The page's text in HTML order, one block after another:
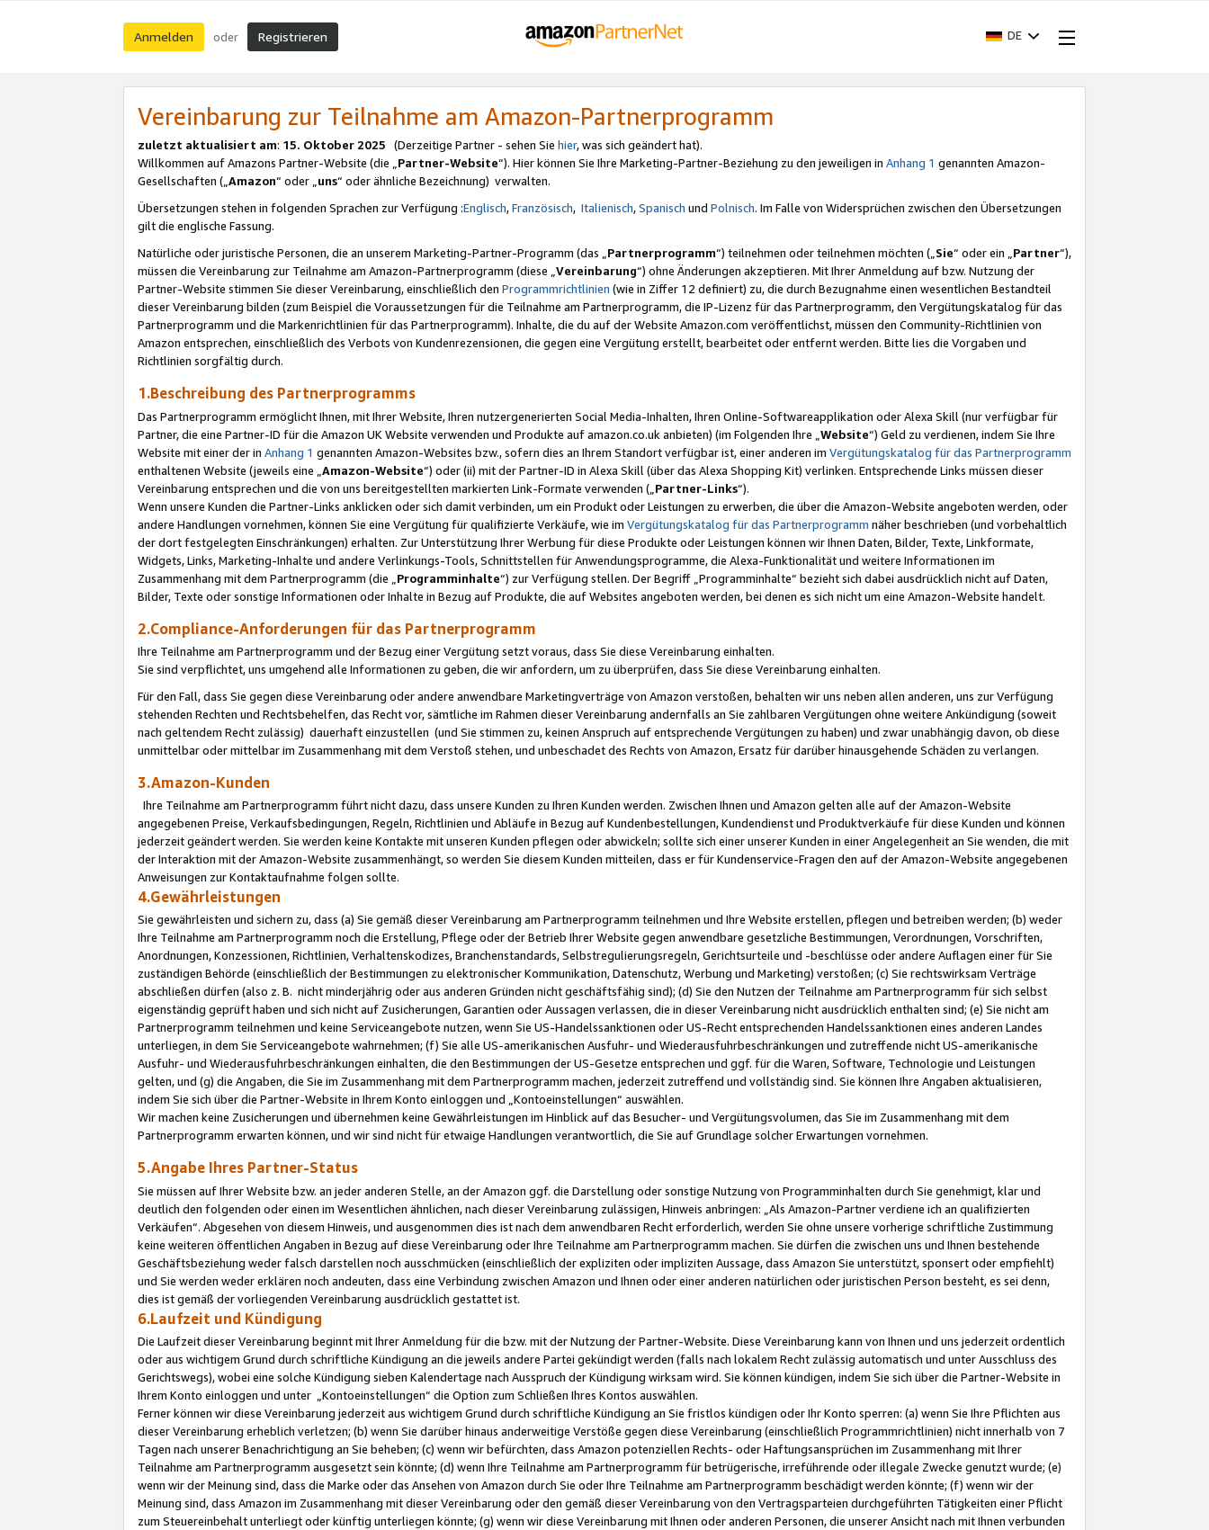
Anmelden oder Registrieren DE
Vereinbarung zur Teilnahme am Amazon-Partnerprogramm
zuletzt aktualisiert am: 15. Oktober 2025 (Derzeitige Partner - sehen Sie hier, was sich geändert hat).
Willkommen auf Amazons Partner-Website (die „Partner-Website“). Hier können Sie Ihre Marketing-Partner-Beziehung zu den jeweiligen in Anhang 1 genannten Amazon-
Gesellschaften („Amazon“ oder „uns“ oder ähnliche Bezeichnung) verwalten.
Übersetzungen stehen in folgenden Sprachen zur Verfügung :Englisch,Französisch, Italienisch,Spanisch und Polnisch. Im Falle von Widersprüchen zwischen den Übersetzungen
gilt die englische Fassung.
Natürliche oder juristische Personen, die an unserem Marketing-Partner-Programm (das „Partnerprogramm“) teilnehmen oder teilnehmen möchten („Sie“ oder ein „Partner“),
müssen die Vereinbarung zur Teilnahme am Amazon-Partnerprogramm (diese „Vereinbarung“) ohne Änderungen akzeptieren. Mit Ihrer Anmeldung auf bzw. Nutzung der
Partner-Website stimmen Sie dieser Vereinbarung, einschließlich den Programmrichtlinien (wie in Ziffer 12 definiert) zu, die durch Bezugnahme einen wesentlichen Bestandteil
dieser Vereinbarung bilden (zum Beispiel die Voraussetzungen für die Teilnahme am Partnerprogramm, die IP-Lizenz für das Partnerprogramm, den Vergütungskatalog für das
Partnerprogramm und die Markenrichtlinien für das Partnerprogramm). Inhalte, die du auf der Website Amazon.com veröffentlichst, müssen den Community-Richtlinien von
Amazon entsprechen, einschließlich des Verbots von Kundenrezensionen, die gegen eine Vergütung erstellt, bearbeitet oder entfernt werden. Bitte lies die Vorgaben und
Richtlinien sorgfältig durch.
1.Beschreibung des Partnerprogramms
Das Partnerprogramm ermöglicht Ihnen, mit Ihrer Website, Ihren nutzergenerierten Social Media-Inhalten, Ihren Online-Softwareapplikation oder Alexa Skill (nur verfügbar für
Partner, die eine Partner-ID für die Amazon UK Website verwenden und Produkte auf amazon.co.uk anbieten) (im Folgenden Ihre „ Website“) Geld zu verdienen, indem Sie Ihre
Website mit einer der in Anhang 1 genannten Amazon-Websites bzw., sofern dies an Ihrem Standort verfügbar ist, einer anderen im Vergütungskatalog für das Partnerprogramm
enthaltenen Website (jeweils eine „ Amazon-Website“) oder (ii) mit der Partner-ID in Alexa Skill (über das Alexa Shopping Kit) verlinken. Entsprechende Links müssen dieser
Vereinbarung entsprechen und die von uns bereitgestellten markierten Link-Formate verwenden („ Partner-Links“).
Wenn unsere Kunden die Partner-Links anklicken oder sich damit verbinden, um ein Produkt oder Leistungen zu erwerben, die über die Amazon-Website angeboten werden, oder
andere Handlungen vornehmen, können Sie eine Vergütung für qualifizierte Verkäufe, wie im Vergütungskatalog für das Partnerprogramm näher beschrieben (und vorbehaltlich
der dort festgelegten Einschränkungen) erhalten. Zur Unterstützung Ihrer Werbung für diese Produkte oder Leistungen können wir Ihnen Daten, Bilder, Texte, Linkformate,
Widgets, Links, Marketing-Inhalte und andere Verlinkungs-Tools, Schnittstellen für Anwendungsprogramme, die Alexa-Funktionalität und weitere Informationen im
Zusammenhang mit dem Partnerprogramm (die „ Programminhalte“) zur Verfügung stellen. Der Begriff „Programminhalte“ bezieht sich dabei ausdrücklich nicht auf Daten,
Bilder, Texte oder sonstige Informationen oder Inhalte in Bezug auf Produkte, die auf Websites angeboten werden, bei denen es sich nicht um eine Amazon-Website handelt.
2.Compliance-Anforderungen für das Partnerprogramm
Ihre Teilnahme am Partnerprogramm und der Bezug einer Vergütung setzt voraus, dass Sie diese Vereinbarung einhalten.
Sie sind verpflichtet, uns umgehend alle Informationen zu geben, die wir anfordern, um zu überprüfen, dass Sie diese Vereinbarung einhalten.
Für den Fall, dass Sie gegen diese Vereinbarung oder andere anwendbare Marketingverträge von Amazon verstoßen, behalten wir uns neben allen anderen, uns zur Verfügung
stehenden Rechten und Rechtsbehelfen, das Recht vor, sämtliche im Rahmen dieser Vereinbarung andernfalls an Sie zahlbaren Vergütungen ohne weitere Ankündigung (soweit
nach geltendem Recht zulässig) dauerhaft einzustellen (und Sie stimmen zu, keinen Anspruch auf entsprechende Vergütungen zu haben) und zwar unabhängig davon, ob diese
unmittelbar oder mittelbar im Zusammenhang mit dem Verstoß stehen, und unbeschadet des Rechts von Amazon, Ersatz für darüber hinausgehende Schäden zu verlangen.
3.Amazon-Kunden
Ihre Teilnahme am Partnerprogramm führt nicht dazu, dass unsere Kunden zu Ihren Kunden werden. Zwischen Ihnen und Amazon gelten alle auf der Amazon-Website
angegebenen Preise, Verkaufsbedingungen, Regeln, Richtlinien und Abläufe in Bezug auf Kundenbestellungen, Kundendienst und Produktverkäufe für diese Kunden und können
jederzeit geändert werden. Sie werden keine Kontakte mit unseren Kunden pflegen oder abwickeln; sollte sich einer unserer Kunden in einer Angelegenheit an Sie wenden, die mit
der Interaktion mit der Amazon-Website zusammenhängt, so werden Sie diesem Kunden mitteilen, dass er für Kundenservice-Fragen den auf der Amazon-Website angegebenen
Anweisungen zur Kontaktaufnahme folgen sollte.
4.Gewährleistungen
Sie gewährleisten und sichern zu, dass (a) Sie gemäß dieser Vereinbarung am Partnerprogramm teilnehmen und Ihre Website erstellen, pflegen und betreiben werden; (b) weder
Ihre Teilnahme am Partnerprogramm noch die Erstellung, Pflege oder der Betrieb Ihrer Website gegen anwendbare gesetzliche Bestimmungen, Verordnungen, Vorschriften,
Anordnungen, Konzessionen, Richtlinien, Verhaltenskodizes, Branchenstandards, Selbstregulierungsregeln, Gerichtsurteile und -beschlüsse oder andere Auflagen einer für Sie
zuständigen Behörde (einschließlich der Bestimmungen zu elektronischer Kommunikation, Datenschutz, Werbung und Marketing) verstoßen; (c) Sie rechtswirksam Verträge
abschließen dürfen (also z. B. nicht minderjährig oder aus anderen Gründen nicht geschäftsfähig sind); (d) Sie den Nutzen der Teilnahme am Partnerprogramm für sich selbst
eigenständig geprüft haben und sich nicht auf Zusicherungen, Garantien oder Aussagen verlassen, die in dieser Vereinbarung nicht ausdrücklich enthalten sind; (e) Sie nicht am
Partnerprogramm teilnehmen und keine Serviceangebote nutzen, wenn Sie US-Handelssanktionen oder US-Recht entsprechenden Handelssanktionen eines anderen Landes
unterliegen, in dem Sie Serviceangebote wahrnehmen; (f) Sie alle US-amerikanischen Ausfuhr- und Wiederausfuhrbeschränkungen und zutreffende nicht US-amerikanische
Ausfuhr- und Wiederausfuhrbeschränkungen einhalten, die den Bestimmungen der US-Gesetze entsprechen und ggf. für die Waren, Software, Technologie und Leistungen
gelten, und (g) die Angaben, die Sie im Zusammenhang mit dem Partnerprogramm machen, jederzeit zutreffend und vollständig sind. Sie können Ihre Angaben aktualisieren,
indem Sie sich über die Partner-Website in Ihrem Konto einloggen und „Kontoeinstellungen“ auswählen.
Wir machen keine Zusicherungen und übernehmen keine Gewährleistungen im Hinblick auf das Besucher- und Vergütungsvolumen, das Sie im Zusammenhang mit dem
Partnerprogramm erwarten können, und wir sind nicht für etwaige Handlungen verantwortlich, die Sie auf Grundlage solcher Erwartungen vornehmen.
5.Angabe Ihres Partner-Status
Sie müssen auf Ihrer Website bzw. an jeder anderen Stelle, an der Amazon ggf. die Darstellung oder sonstige Nutzung von Programminhalten durch Sie genehmigt, klar und
deutlich den folgenden oder einen im Wesentlichen ähnlichen, nach dieser Vereinbarung zulässigen, Hinweis anbringen: „Als Amazon-Partner verdiene ich an qualifizierten
Verkäufen“. Abgesehen von diesem Hinweis, und ausgenommen dies ist nach dem anwendbaren Recht erforderlich, werden Sie ohne unsere vorherige schriftliche Zustimmung
keine weiteren öffentlichen Angaben in Bezug auf diese Vereinbarung oder Ihre Teilnahme am Partnerprogramm machen. Sie dürfen die zwischen uns und Ihnen bestehende
Geschäftsbeziehung weder falsch darstellen noch ausschmücken (einschließlich der expliziten oder impliziten Aussage, dass Amazon Sie unterstützt, sponsert oder empfiehlt)
und Sie werden weder erklären noch andeuten, dass eine Verbindung zwischen Amazon und Ihnen oder einer anderen natürlichen oder juristischen Person besteht, es sei denn,
dies ist gemäß der vorliegenden Vereinbarung ausdrücklich gestattet ist.
6.Laufzeit und Kündigung
Die Laufzeit dieser Vereinbarung beginnt mit Ihrer Anmeldung für die bzw. mit der Nutzung der Partner-Website. Diese Vereinbarung kann von Ihnen und uns jederzeit ordentlich
oder aus wichtigem Grund durch schriftliche Kündigung an die jeweils andere Partei gekündigt werden (falls nach lokalem Recht zulässig automatisch und unter Ausschluss des
Gerichtswegs), wobei eine solche Kündigung sieben Kalendertage nach Ausspruch der Kündigung wirksam wird. Sie können kündigen, indem Sie sich über die Partner-Website in
Ihrem Konto einloggen und unter „Kontoeinstellungen“ die Option zum Schließen Ihres Kontos auswählen.
Ferner können wir diese Vereinbarung jederzeit aus wichtigem Grund durch schriftliche Kündigung an Sie fristlos kündigen oder Ihr Konto sperren: (a) wenn Sie Ihre Pflichten aus
dieser Vereinbarung erheblich verletzen; (b) wenn Sie darüber hinaus anderweitige Verstöße gegen diese Vereinbarung (einschließlich Programmrichtlinien) nicht innerhalb von 7
Tagen nach unserer Benachrichtigung an Sie beheben; (c) wenn wir befürchten, dass Amazon potenziellen Rechts- oder Haftungsansprüchen im Zusammenhang mit Ihrer
Teilnahme am Partnerprogramm ausgesetzt sein könnte; (d) wenn Ihre Teilnahme am Partnerprogramm für betrügerische, irreführende oder illegale Zwecke genutzt wurde; (e)
wenn wir der Meinung sind, dass die Marke oder das Ansehen von Amazon durch Sie oder Ihre Teilnahme am Partnerprogramm beschädigt werden könnte; (f) wenn wir der
Meinung sind, dass Amazon im Zusammenhang mit dieser Vereinbarung oder den gemäß dieser Vereinbarung von den Vertragsparteien durchgeführten Tätigkeiten einer Pflicht
zum Steuereinbehalt unterliegt oder künftig unterliegen könnte; (g) wenn wir diese Vereinbarung mit Ihnen oder anderen Personen, die unserer Ansicht nach mit Ihnen verbunden